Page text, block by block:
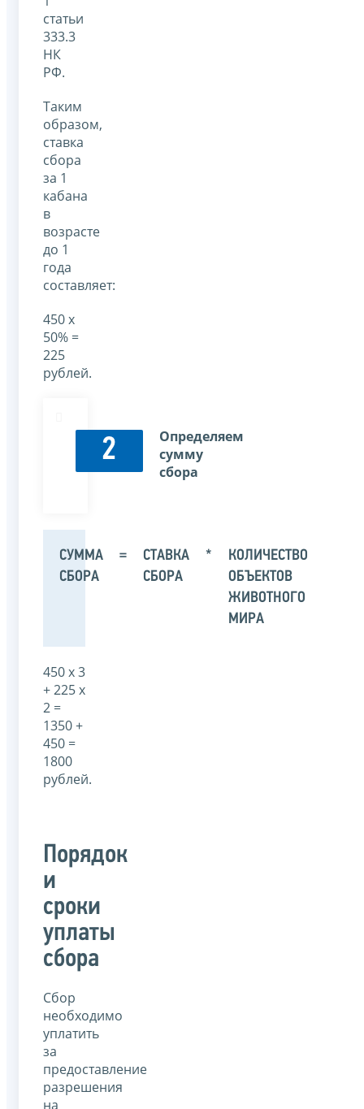
статьи
333.3
НК
РФ.
Таким
образом,
ставка
сбора
за 1
кабана
в
возрасте
до 1
года
составляет:
450 х
50% =
225
рублей.
2
Определяем
сумму
сбора
СУММА
СБОРА
=
СТАВКА
СБОРА
*
КОЛИЧЕСТВО
ОБЪЕКТОВ
ЖИВОТНОГО
МИРА
450 х 3
+ 225 х
2 =
1350 +
450 =
1800
рублей.
Порядок
и
сроки
уплаты
сбора
Сбор
необходимо
уплатить
за
предоставление
разрешения
на